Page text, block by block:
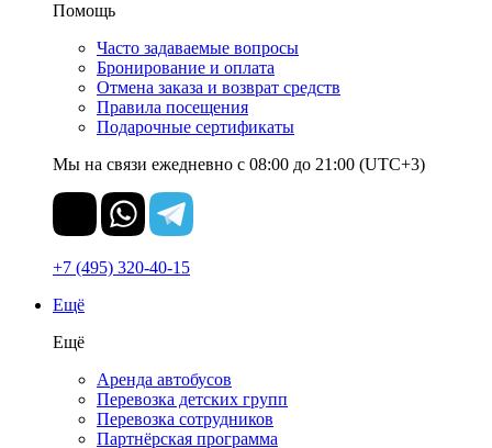
Помощь
Часто задаваемые вопросы
Бронирование и оплата
Отмена заказа и возврат средств
Правила посещения
Подарочные сертификаты
Мы на связи ежедневно с 08:00 до 21:00 (UTC+3)
+7 (495) 320-40-15
Ещё
Ещё
Аренда автобусов
Перевозка детских групп
Перевозка сотрудников
Партнёрская программа